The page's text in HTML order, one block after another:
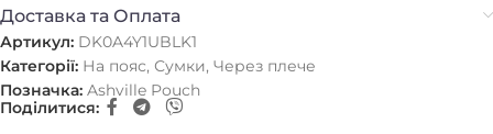
Доставка та Оплата
Артикул: DK0A4Y1UBLK1
Категорії: На пояс, Сумки, Через плече
Позначка: Ashville Pouch
Поділитися: